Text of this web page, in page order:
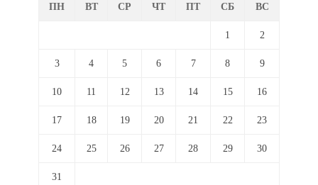
ПН ВТ СР ЧТ ПТ СБ ВС
1 2
3 4 5 6 7 8 9
10 11 12 13 14 15 16
17 18 19 20 21 22 23
24 25 26 27 28 29 30
31